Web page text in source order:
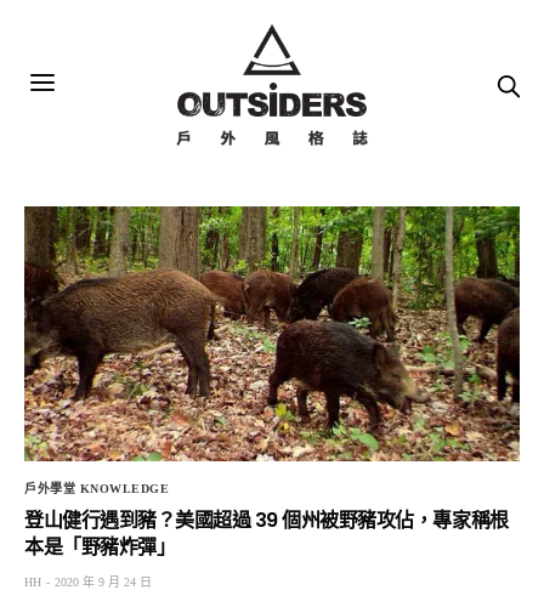
戶外學堂 KNOWLEDGE
登山健行遇到豬？美國超過 39 個州被野豬攻佔，專家稱根
本是「野豬炸彈」
HH 2020 年 9 月 24 日